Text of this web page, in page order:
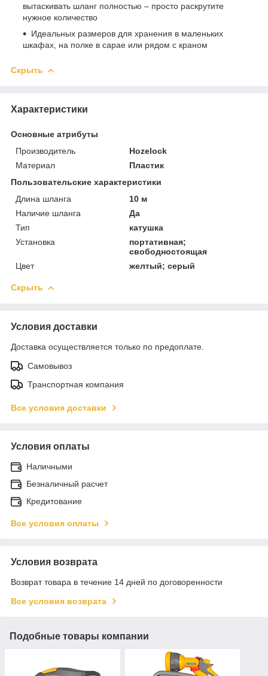
вытаскивать шланг полностью – просто раскрутите
нужное количество
Идеальных размеров для хранения в маленьких
шкафах, на полке в сарае или рядом с краном
Скрыть
Характеристики
Основные атрибуты
Производитель
Hozelock
Материал
Пластик
Пользовательские характеристики
Длина шланга
10 м
Наличие шланга
Да
Тип
катушка
Установка
портативная;
свободностоящая
Цвет
желтый; серый
Скрыть
Условия доставки
Доставка осуществляется только по предоплате.
Самовывоз
Транспортная компания
Все условия доставки
Условия оплаты
Наличными
Безналичный расчет
Кредитование
Все условия оплаты
Условия возврата
Возврат товара в течение 14 дней по договоренности
Все условия возврата
Подобные товары компании